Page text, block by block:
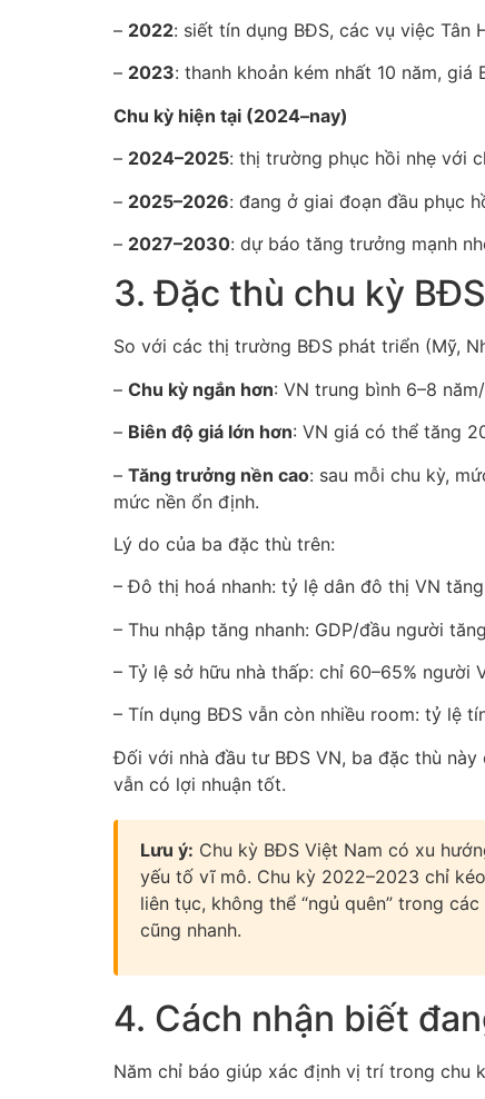
– 2022: siết tín dụng BĐS, các vụ việc Tân
– 2023: thanh khoản kém nhất 10 năm, giá
Chu kỳ hiện tại (2024–nay)
– 2024–2025: thị trường phục hồi nhẹ với
– 2025–2026: đang ở giai đoạn đầu phục
– 2027–2030: dự báo tăng trưởng mạnh
3. Đặc thù chu kỳ
So với các thị trường BĐS phát triển (Mỹ,
– Chu kỳ ngắn hơn: VN trung bình 6–8
– Biên độ giá lớn hơn: VN giá có thể tăng
– Tăng trưởng nền cao: sau mỗi chu kỳ,
mức nền ổn định.
Lý do của ba đặc thù trên:
– Đô thị hoá nhanh: tỷ lệ dân đô thị VN
– Thu nhập tăng nhanh: GDP/đầu người
– Tỷ lệ sở hữu nhà thấp: chỉ 60–65%
– Tín dụng BĐS vẫn còn nhiều room: tỷ lệ
Đối với nhà đầu tư BĐS VN, ba đặc thù
vẫn có lợi nhuận tốt.
Lưu ý: Chu kỳ BĐS Việt Nam có xu
yếu tố vĩ mô. Chu kỳ 2022–2023 chỉ
liên tục, không thể “ngủ quên” trong
cũng nhanh.
4. Cách nhận biết
Năm chỉ báo giúp xác định vị trí trong chu